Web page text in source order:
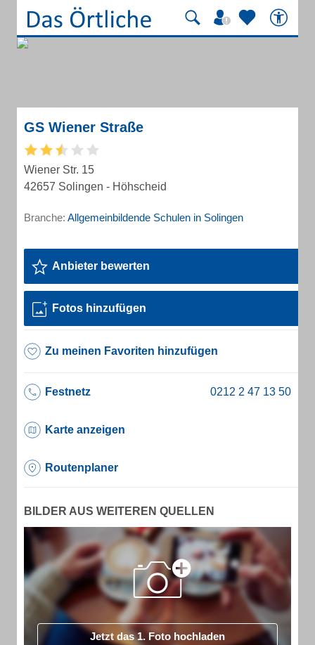
GS Wiener Straße
Wiener Str. 15
42657 Solingen - Höhscheid
Branche: Allgemeinbildende Schulen in Solingen
Anbieter bewerten
Fotos hinzufügen
Zu meinen Favoriten hinzufügen
Festnetz
Karte anzeigen
Routenplaner
BILDER AUS WEITEREN QUELLEN
Jetzt das 1. Foto hochladen